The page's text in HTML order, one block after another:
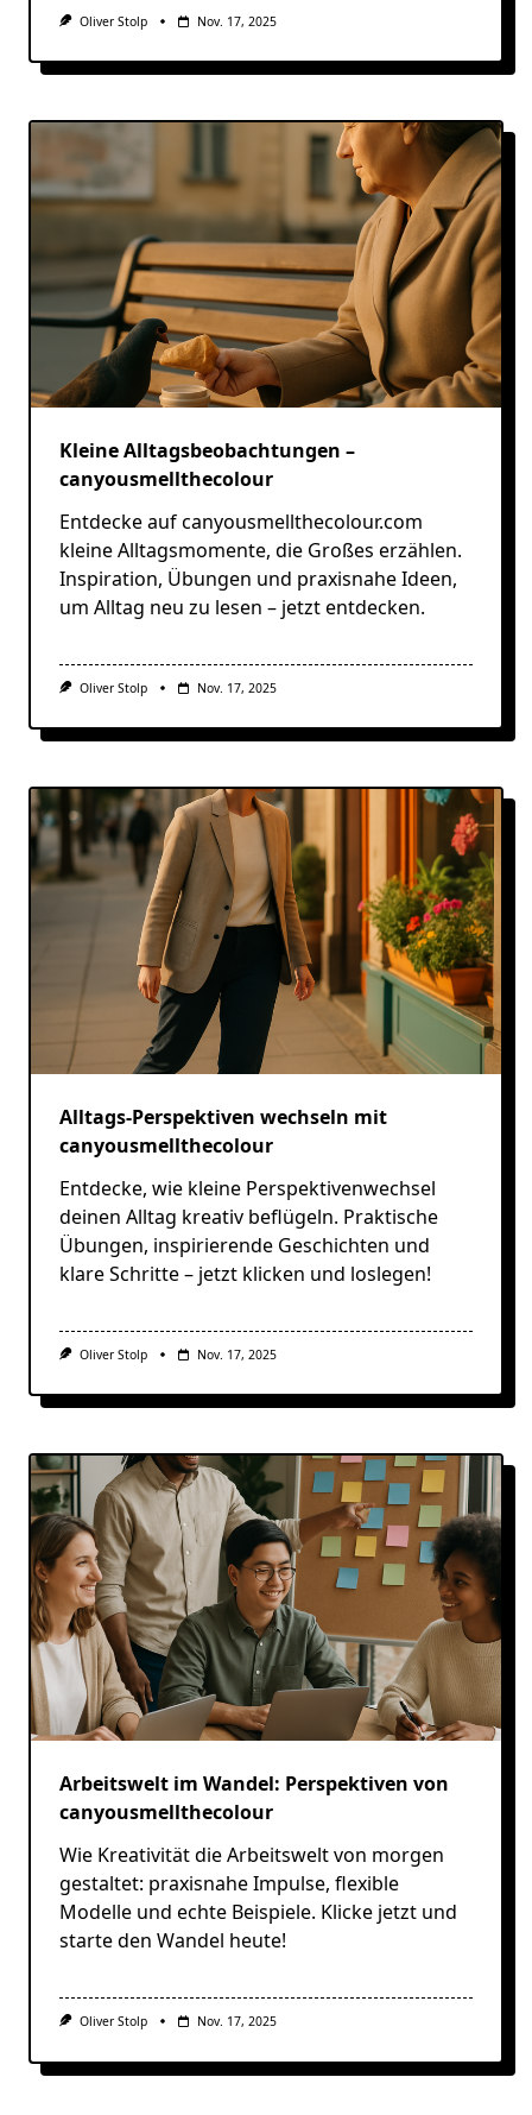
Oliver Stolp Nov. 17, 2025
Kleine Alltagsbeobachtungen –
canyousmellthecolour
Entdecke auf canyousmellthecolour.com
kleine Alltagsmomente, die Großes erzählen.
Inspiration, Übungen und praxisnahe Ideen,
um Alltag neu zu lesen – jetzt entdecken.
Oliver Stolp Nov. 17, 2025
Alltags-Perspektiven wechseln mit
canyousmellthecolour
Entdecke, wie kleine Perspektivenwechsel
deinen Alltag kreativ beflügeln. Praktische
Übungen, inspirierende Geschichten und
klare Schritte – jetzt klicken und loslegen!
Oliver Stolp Nov. 17, 2025
Arbeitswelt im Wandel: Perspektiven von
canyousmellthecolour
Wie Kreativität die Arbeitswelt von morgen
gestaltet: praxisnahe Impulse, flexible
Modelle und echte Beispiele. Klicke jetzt und
starte den Wandel heute!
Oliver Stolp Nov. 17, 2025